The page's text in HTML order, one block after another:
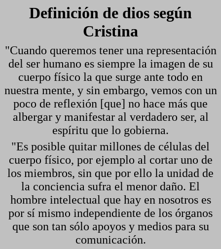
Definición de dios según
Cristina
"Cuando queremos tener una representación
del ser humano es siempre la imagen de su
cuerpo físico la que surge ante todo en
nuestra mente, y sin embargo, vemos con un
poco de reflexión [que] no hace más que
albergar y manifestar al verdadero ser, al
espíritu que lo gobierna.
"Es posible quitar millones de células del
cuerpo físico, por ejemplo al cortar uno de
los miembros, sin que por ello la unidad de
la conciencia sufra el menor daño. El
hombre intelectual que hay en nosotros es
por sí mismo independiente de los órganos
que son tan sólo apoyos y medios para su
comunicación.